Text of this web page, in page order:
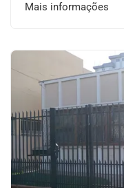
Mais informações